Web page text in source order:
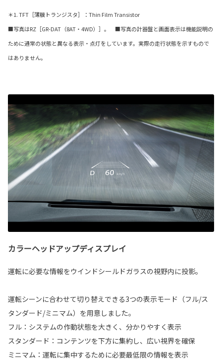
＊1. TFT［薄膜トランジスタ］：Thin Film Transistor
■写真はRZ［GR-DAT（8AT・4WD）］。 ■写真の計器盤と画面表示は機能説明の
ために通常の状態と異なる表示・点灯をしています。実際の走行状態を示すもので
はありません。
カラーヘッドアップディスプレイ
運転に必要な情報をウインドシールドガラスの視野内に投影。
運転シーンに合わせて切り替えできる3つの表示モード（フル/ス
タンダード/ミニマム）を用意しました。
フル：システムの作動状態を大きく、分かりやすく表示
スタンダード：コンテンツを下方に集約し、広い視界を確保
ミニマム：運転に集中するために必要最低限の情報を表示